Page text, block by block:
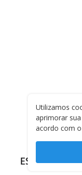
ESPORTES
Utilizamos
aprimorar
acordo com o